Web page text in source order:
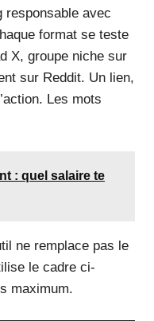
responsable avec
format se teste
X, groupe niche sur
sur Reddit. Un lien,
Les mots
: quel salaire te
ne remplace pas le
le cadre ci-
maximum.